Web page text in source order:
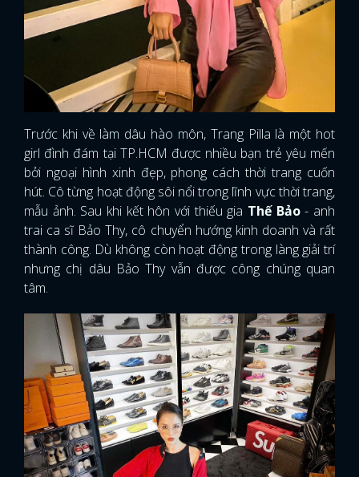
Trước khi về làm dâu hào môn, Trang Pilla là một hot
girl đình đám tại TP.HCM được nhiều bạn trẻ yêu mến
bởi ngoại hình xinh đẹp, phong cách thời trang cuốn
hút. Cô từng hoạt động sôi nổi trong lĩnh vực thời trang,
mẫu ảnh. Sau khi kết hôn với thiếu gia Thế Bảo- anh
trai ca sĩ Bảo Thy, cô chuyển hướng kinh doanh và rất
thành công. Dù không còn hoạt động trong làng giải trí
nhưng chị dâu Bảo Thy vẫn được công chúng quan
tâm.